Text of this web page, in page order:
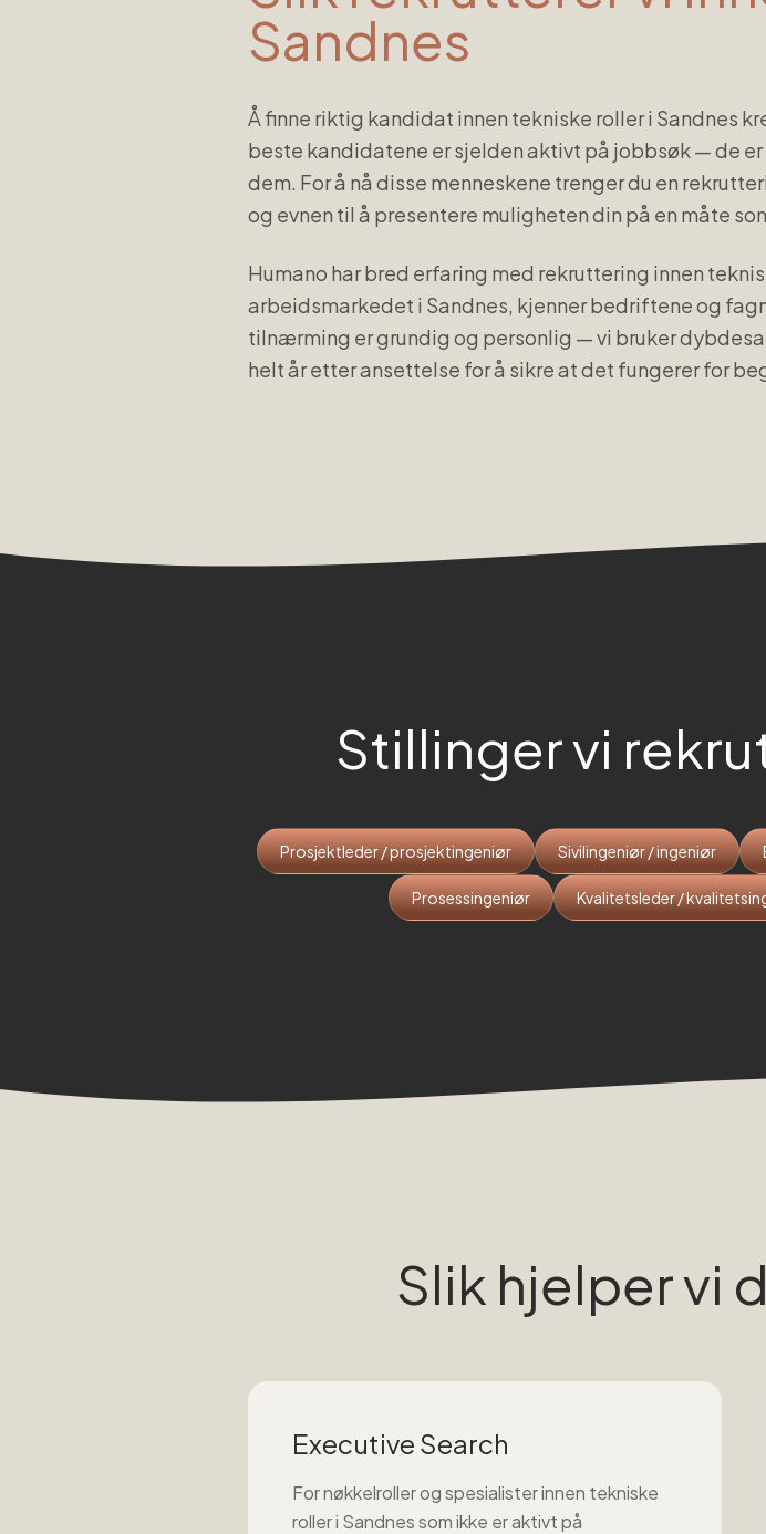
Sandnes
Å finne riktig kandidat innen tekniske rolleri Sandnes
beste kandidatene er sjelden aktivt på jobbsøk — de
dem. For å nå disse menneskene trenger du en
og evnen til å presentere muligheten din på en måte
Humano har bred erfaring med rekruttering innen
arbeidsmarkedet i Sandnes, kjenner bedriftene og
tilnærming er grundig og personlig — vi bruker
helt år etter ansettelse for å sikre at det fungerer for
Stillinger vi
Prosjektleder / prosjektingeniør Sivilingeniør / ingeniør
Prosessingeniør Kvalitetsleder /
Slik hjelper vi
Executive Search
For nøkkelroller og spesialister innen tekniske
rolleri Sandnessom ikke er aktivt på